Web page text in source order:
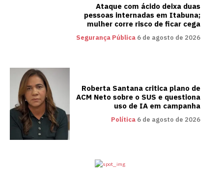
Ataque com ácido deixa duas
pessoas internadas em Itabuna;
mulher corre risco de ficar cega
Segurança Pública 6 de agosto de 2026
Roberta Santana critica plano de
ACM Neto sobre o SUS e questiona
uso de IA em campanha
Política 6 de agosto de 2026